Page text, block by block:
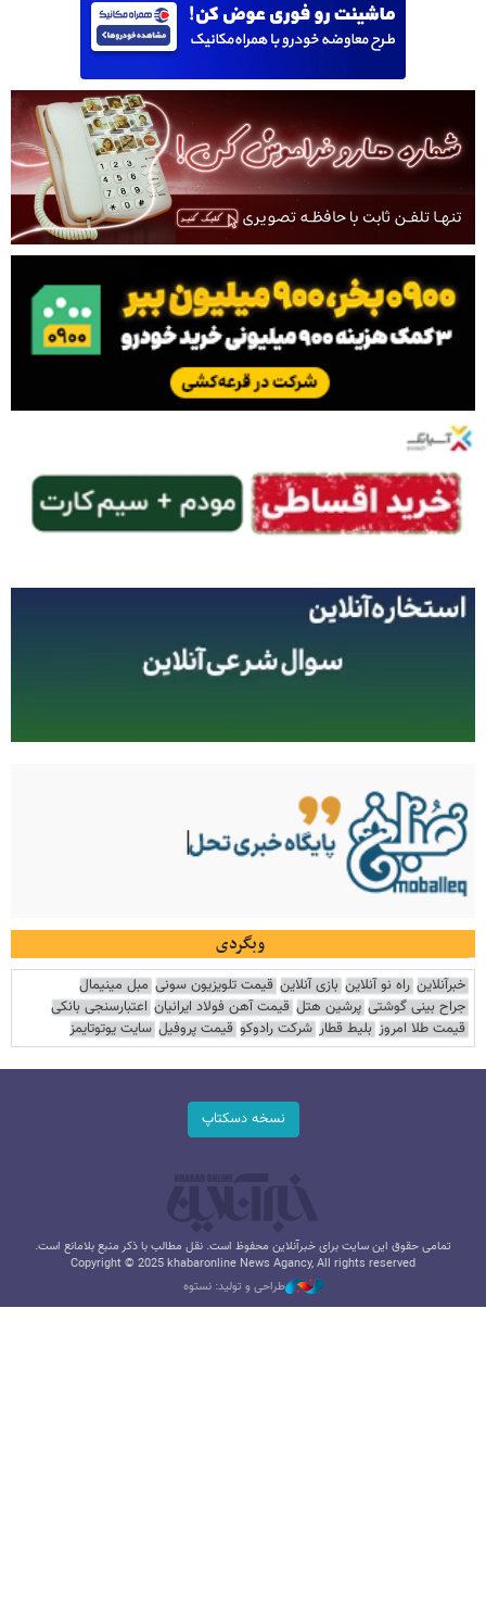
وبگردی
خبرآنلاین راه نو آنلاین بازی آنلاین قیمت تلویزیون سونی مبل مینیمال
جراح بینی گوشتی پرشین هتل قیمت آهن فولاد ایرانیان اعتبارسنجی بانکی
قیمت طلا امروز بلیط قطار شرکت رادوکو قیمت پروفیل سایت یوتوتایمز
نسخه دسکتاپ
تمامی حقوق این سایت برای خبرآنلاین محفوظ است. نقل مطالب با ذکر منبع بلامانع است.
Copyright © 2025 khabaronline News Agancy, All rights reserved
طراحی و تولید: نستوه